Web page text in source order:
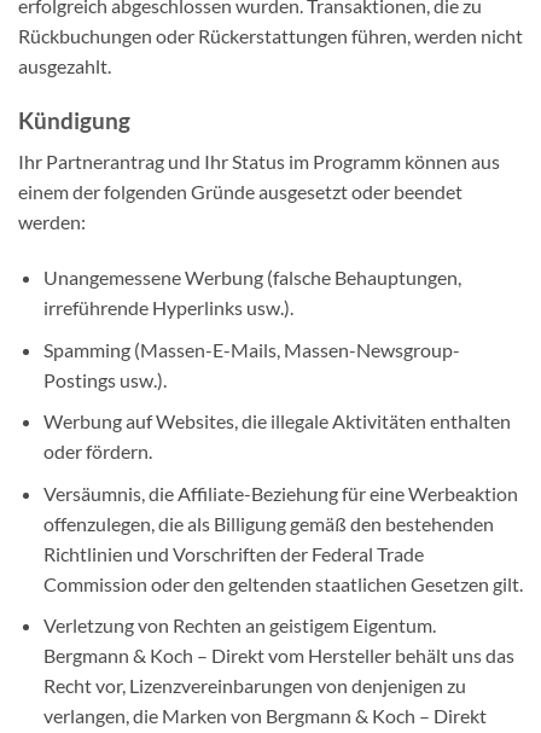
erfolgreich abgeschlossen wurden. Transaktionen, die zu
Rückbuchungen oder Rückerstattungen führen, werden nicht
ausgezahlt.
Kündigung
Ihr Partnerantrag und Ihr Status im Programm können aus
einem der folgenden Gründe ausgesetzt oder beendet
werden:
Unangemessene Werbung (falsche Behauptungen,
irreführende Hyperlinks usw.).
Spamming (Massen-E-Mails, Massen-Newsgroup-
Postings usw.).
Werbung auf Websites, die illegale Aktivitäten enthalten
oder fördern.
Versäumnis, die Affiliate-Beziehung für eine Werbeaktion
offenzulegen, die als Billigung gemäß den bestehenden
Richtlinien und Vorschriften der Federal Trade
Commission oder den geltenden staatlichen Gesetzen gilt.
Verletzung von Rechten an geistigem Eigentum.
Bergmann & Koch – Direkt vom Hersteller behält uns das
Recht vor, Lizenzvereinbarungen von denjenigen zu
verlangen, die Marken von Bergmann & Koch – Direkt